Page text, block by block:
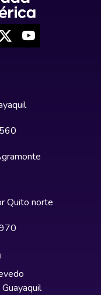
Quito norte